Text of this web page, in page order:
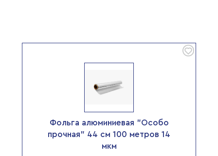
Фольга алюминиевая "Особо
прочная" 44 см 100 метров 14
мкм